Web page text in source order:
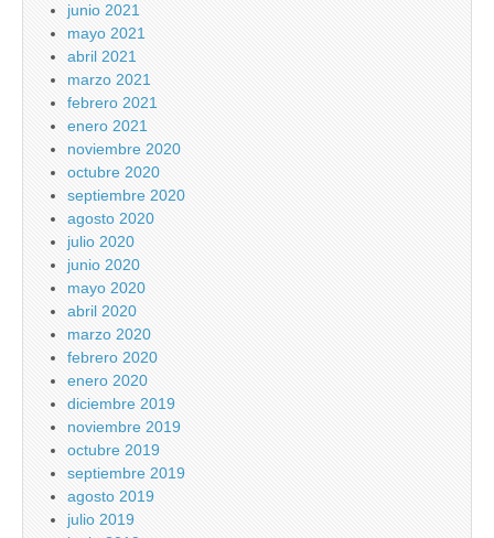
junio 2021
mayo 2021
abril 2021
marzo 2021
febrero 2021
enero 2021
noviembre 2020
octubre 2020
septiembre 2020
agosto 2020
julio 2020
junio 2020
mayo 2020
abril 2020
marzo 2020
febrero 2020
enero 2020
diciembre 2019
noviembre 2019
octubre 2019
septiembre 2019
agosto 2019
julio 2019